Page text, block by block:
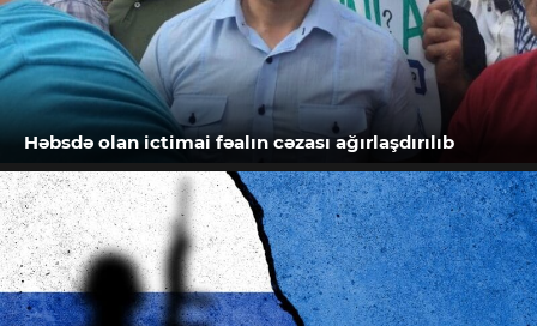
Həbsdə olan ictimai fəalın cəzası ağırlaşdırılıb